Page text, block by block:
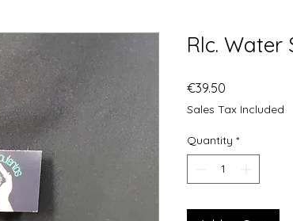
Rlc. Water
€39.50
Sales Tax Included
Quantity *